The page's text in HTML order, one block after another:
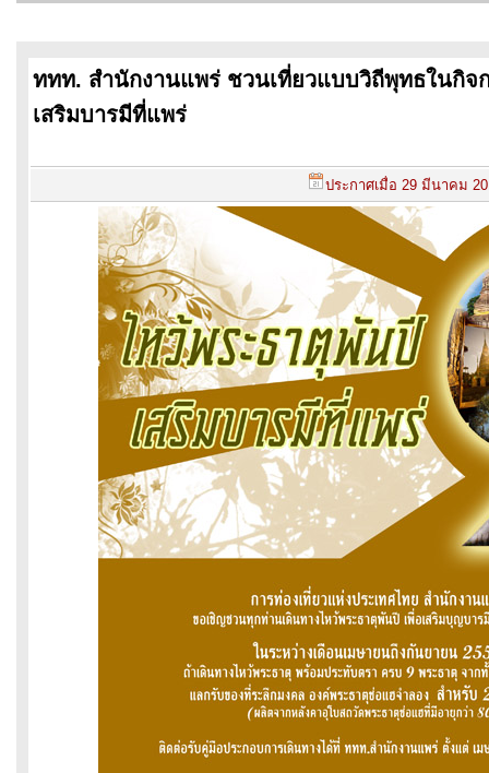
ททท. สำนักงานแพร่ ชวนเที่ยวแบบวิถีพุทธในกิจ
เสริมบารมีที่แพร่
ประกาศเมื่อ 29 มีนาคม